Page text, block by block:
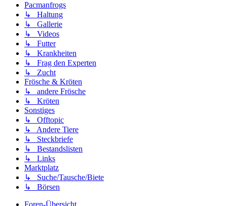
Pacmanfrogs
↳ Haltung
↳ Gallerie
↳ Videos
↳ Futter
↳ Krankheiten
↳ Frag den Experten
↳ Zucht
Frösche & Kröten
↳ andere Frösche
↳ Kröten
Sonstiges
↳ Offtopic
↳ Andere Tiere
↳ Steckbriefe
↳ Bestandslisten
↳ Links
Marktplatz
↳ Suche/Tausche/Biete
↳ Börsen